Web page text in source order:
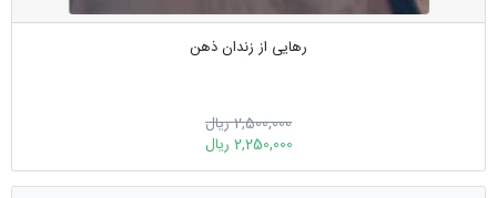
رهایی از زندان ذهن
2,500,000 ریال
2,250,000 ریال